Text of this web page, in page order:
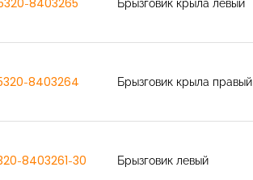
8403265 Брызговик крыла левый
8403264 Брызговик крыла правый
8403261-30 Брызговик левый